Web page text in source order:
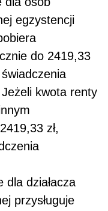
egzystencji
do 2419,33
Jeżeli kwota renty
zł,
dla działacza
przysługuje